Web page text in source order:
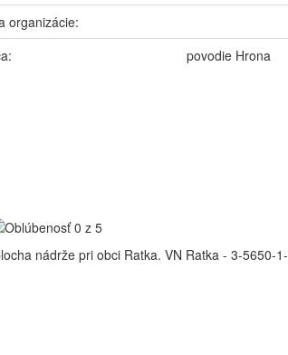
organizácie:
povodie Hrona
nádrže pri obci Ratka. VN Ratka - 3-5650-